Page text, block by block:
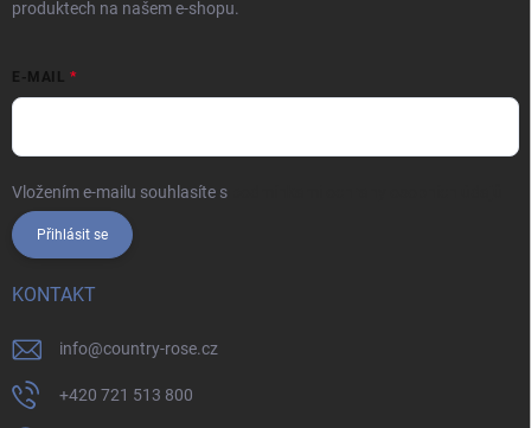
produktech na našem e-shopu.
E-MAIL
Vložením e-mailu souhlasíte s
Přihlásit se
KONTAKT
info@country-rose.cz
+420 721 513 800